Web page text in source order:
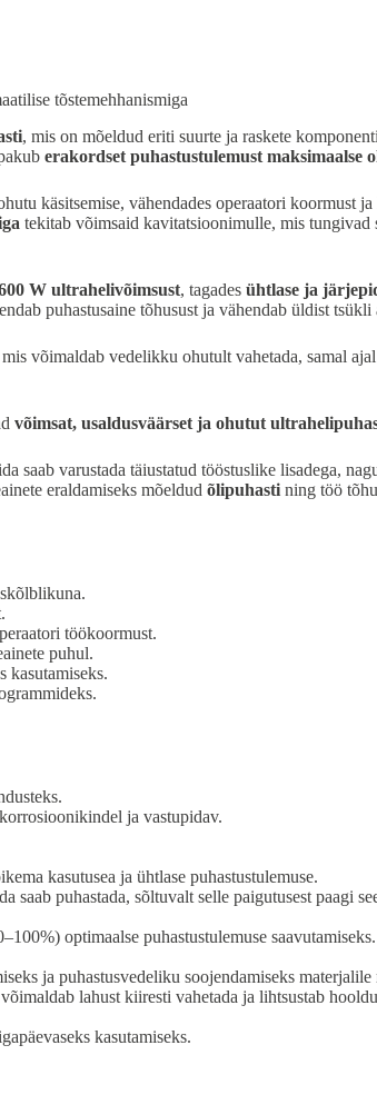
tõstemehhanismiga
, mis on mõeldud eriti suurte ja raskete
erakordset puhastustulemust maksimaalse
käsitsemise, vähendades operaatori koormust
tekitab võimsaid kavitatsioonimulle, mis tungivad
W ultrahelivõimsust, tagades ühtlase ja
puhastusaine tõhusust ja vähendab üldist tsükli
mis võimaldab vedelikku ohutult vahetada, samal
võimsat, usaldusväärset ja ohutut
saab varustada täiustatud tööstuslike lisadega,
eraldamiseks mõeldud õlipuhasti ning töö
töökoormust.
puhul.
kasutamiseks.
ja vastupidav.
kasutusea ja ühtlase puhastustulemuse.
saab puhastada, sõltuvalt selle paigutusest paagi
optimaalse puhastustulemuse saavutamiseks.
ja puhastusvedeliku soojendamiseks
lahust kiiresti vahetada ja lihtsustab
kasutamiseks.